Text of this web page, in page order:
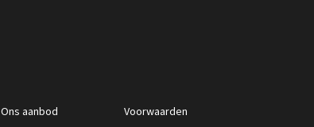
Ons aanbod
Voorwaarden